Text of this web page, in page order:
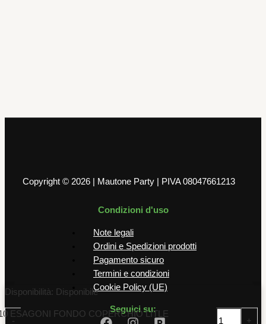
Copyright © 2026 | Mautone Party | PIVA 08047661213
Condizioni d'uso
Note legali
Ordini e Spedizioni prodotti
Pagamento sicuro
Termini e condizioni
Cookie Policy (UE)
Seguici su:
Disponibilità: Disponibile
-
ESAGONI FONDO COPERCHIO LITLE
+